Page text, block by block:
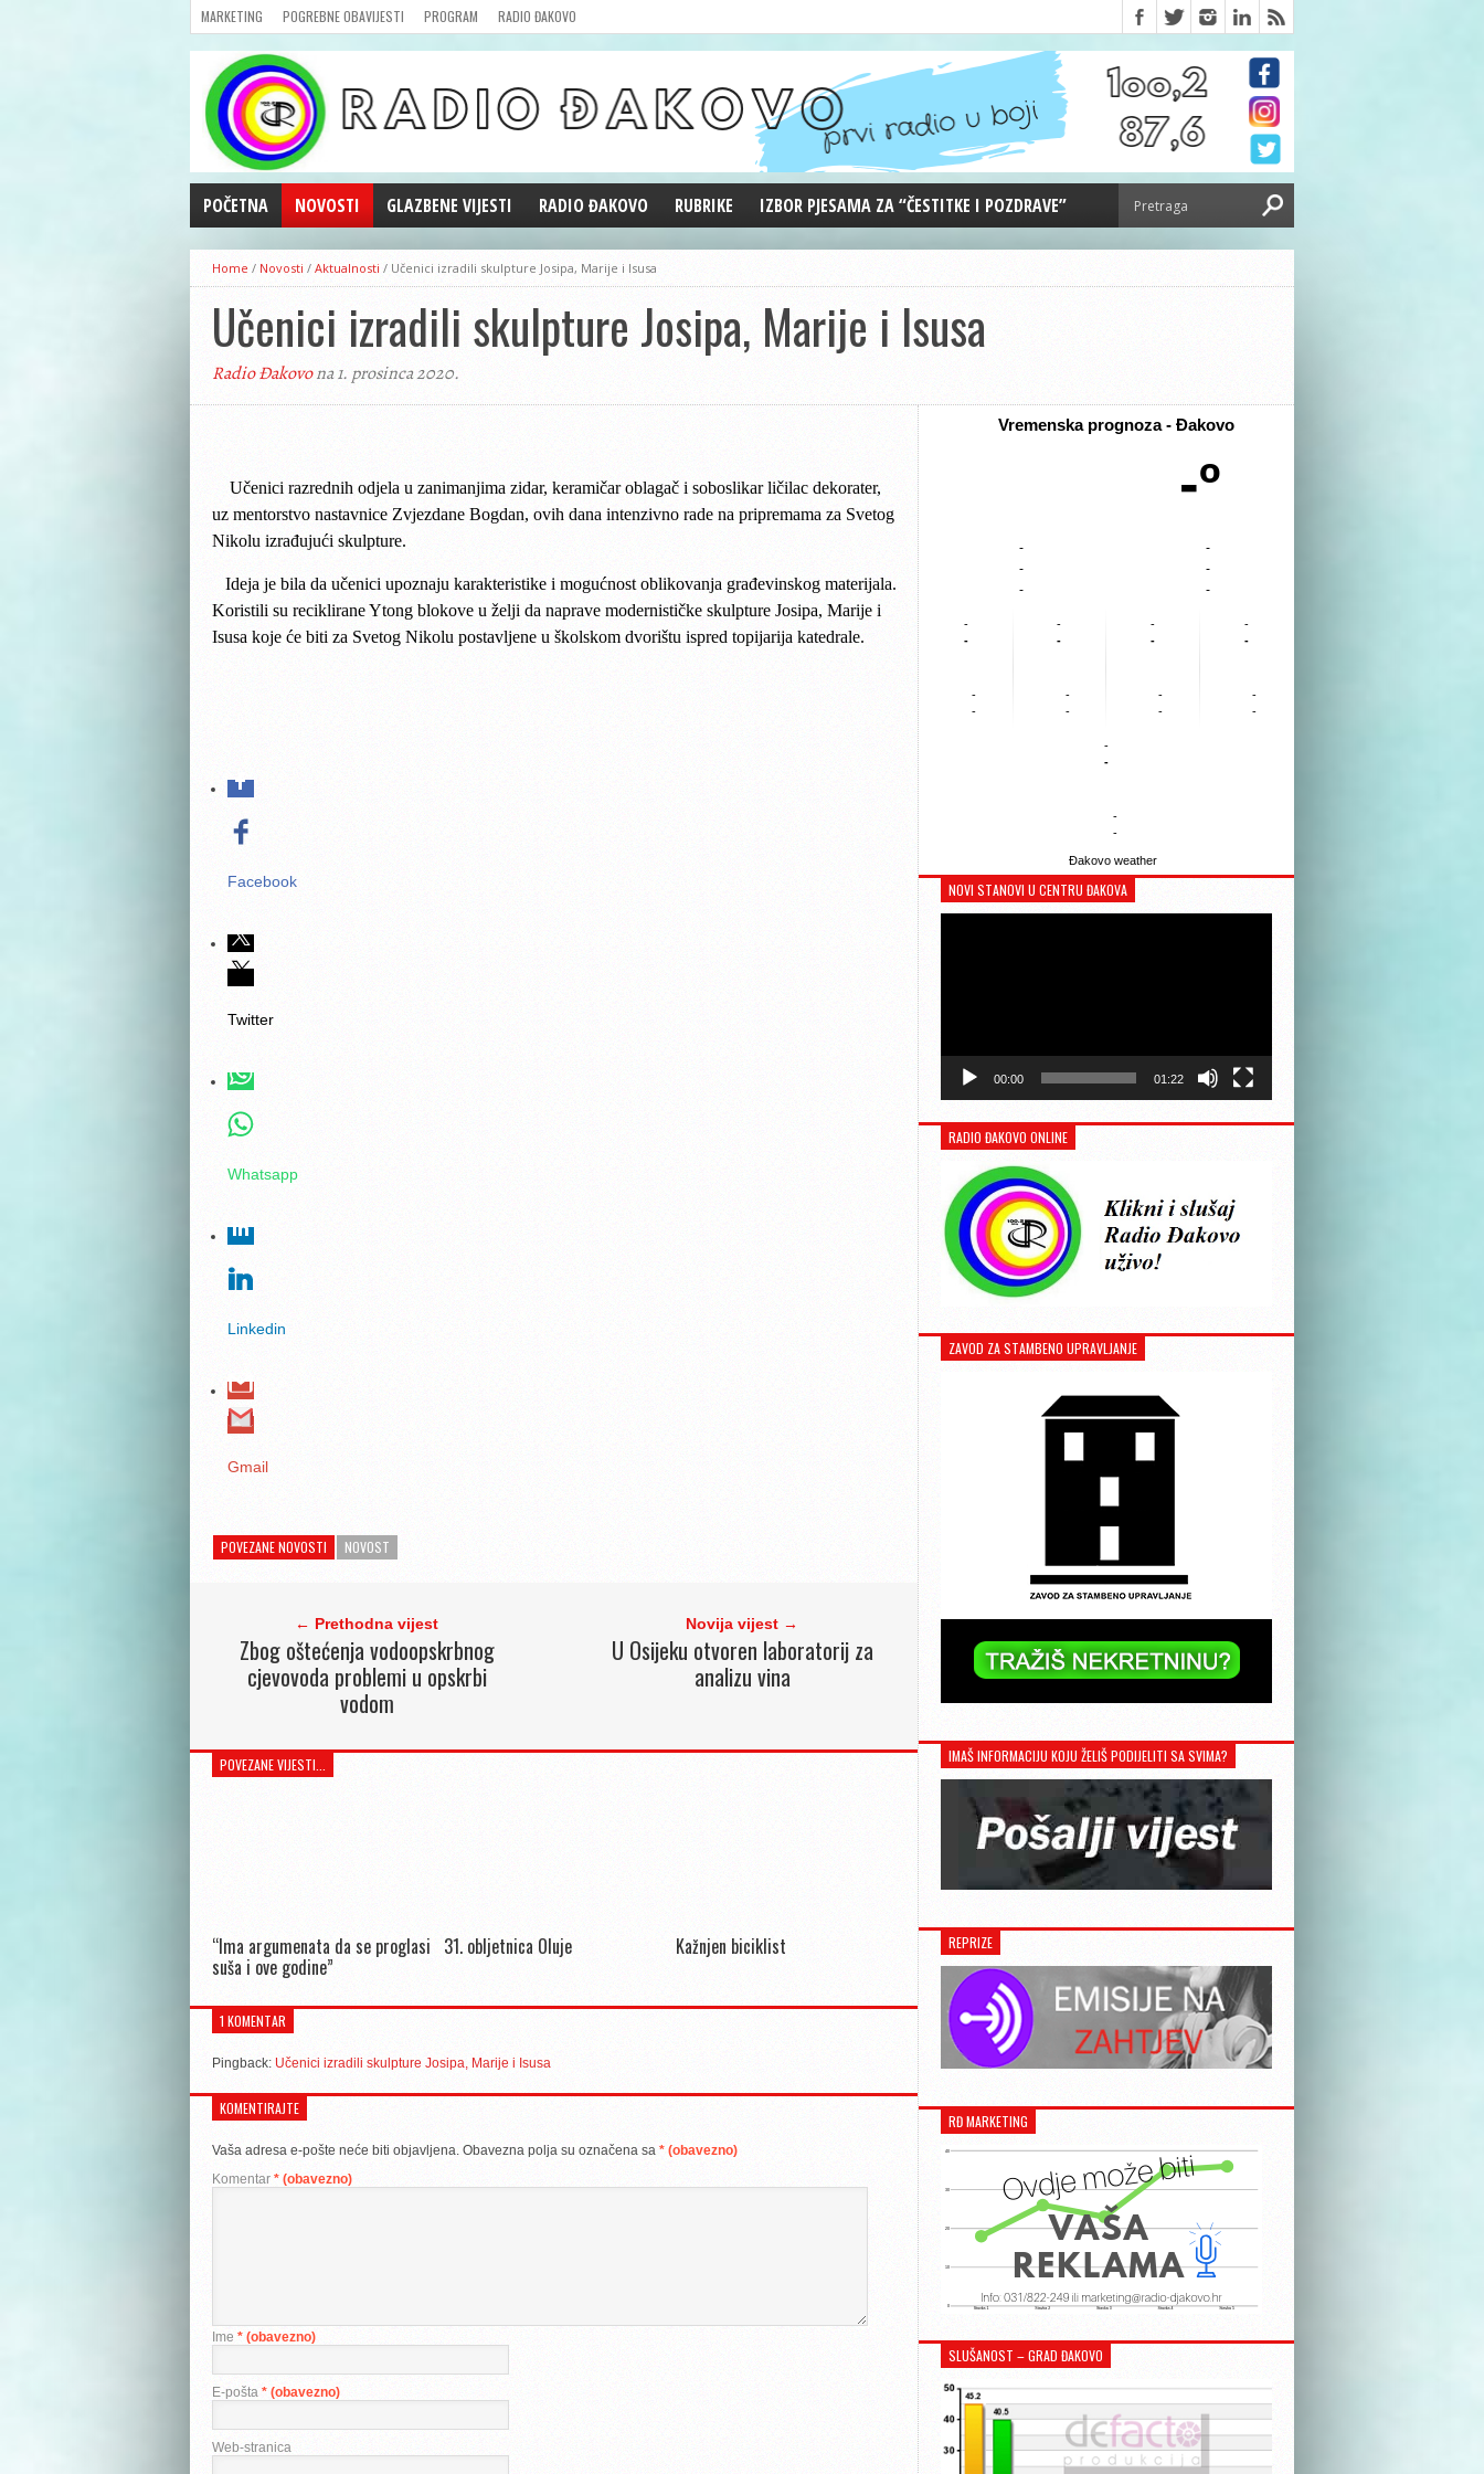
MARKETING POGREBNE OBAVIJESTI PROGRAM RADIO ĐAKOVO
POČETNA NOVOSTI
AKTUALNOSTI
CRNA KRONIKA
POLITIKA
ZANIMLJIVOSTI
GOSPODARSTVO
KULTURA
GLAZBENE VIJESTI RADIO ĐAKOVO
MARKETING
RUBRIKE
REPRIZE EMISIJA
DOBRE VIBRACIJE
ĐAKOVO GRADE
WEB ANKETA
IZBOR PJESAMA ZA “ČESTITKE I POZDRAVE”
Home / Novosti / Aktualnosti / Učenici izradili skulpture Josipa, Marije i Isusa
Učenici izradili skulpture Josipa, Marije i Isusa
Radio Đakovona 1. prosinca 2020.
Učenici razrednih odjela u zanimanjima zidar, keramičar oblagač i soboslikar ličilac dekorater,
uz mentorstvo nastavnice Zvjezdane Bogdan, ovih dana intenzivno rade na pripremama za Svetog
Nikolu izrađujući skulpture.
Ideja je bila da učenici upoznaju karakteristike i mogućnost oblikovanja građevinskog materijala.
Koristili su reciklirane Ytong blokove u želji da naprave modernističke skulpture Josipa, Marije i
Isusa koje će biti za Svetog Nikolu postavljene u školskom dvorištu ispred topijarija katedrale.
Facebook
Twitter
Whatsapp
Linkedin
Gmail
POVEZANE NOVOSTI NOVOST
← Prethodna vijest
Zbog oštećenja vodoopskrbnog
cjevovoda problemi u opskrbi
vodom
Novija vijest →
U Osijeku otvoren laboratorij za
analizu vina
POVEZANE VIJESTI...
“Ima argumenata da se proglasi
suša i ove godine”
31. obljetnica Oluje Kažnjen biciklist
1 KOMENTAR
Pingback: Učenici izradili skulpture Josipa, Marije i Isusa
KOMENTIRAJTE
Vaša adresa e-pošte neće biti objavljena. Obavezna polja su označena sa * (obavezno)
Komentar * (obavezno)
Ime * (obavezno)
E-pošta * (obavezno)
Web-stranica
Vremenska prognoza - Đakovo
-º
-
-
-
-
-
-
-
-
-
-
-
-
-
-
-
-
-
-
-
-
-
-
-
-
-
-
Đakovo weather
NOVI STANOVI U CENTRU ĐAKOVA
00:00 01:22
RADIO ĐAKOVO ONLINE
ZAVOD ZA STAMBENO UPRAVLJANJE
IMAŠ INFORMACIJU KOJU ŽELIŠ PODIJELITI SA SVIMA?
REPRIZE
RĐ MARKETING
SLUŠANOST – GRAD ĐAKOVO